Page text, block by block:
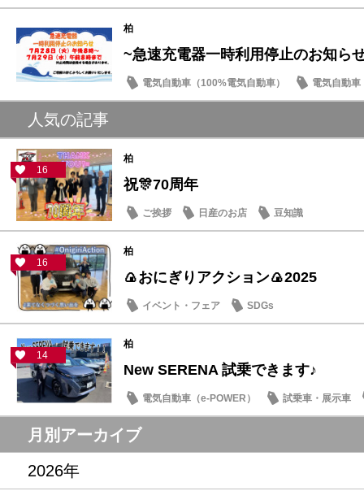
柏
~急速充電器一時利用停止のお知ら
電気自動車（100%電気自動車） 電気自動車
人気の記事
16
柏
祝🎊70周年
ご挨拶 日産のお店 豆知識
16
柏
🍙おにぎりアクション🍙2025
イベント・フェア SDGs
14
柏
New SERENA 試乗できます♪
電気自動車（e-POWER） 試乗車・展示車
月別アーカイブ
2026年